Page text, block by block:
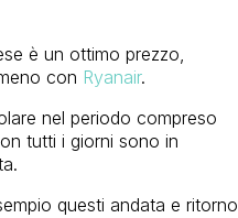
è un ottimo prezzo,
con Ryanair.
nel periodo compreso
tutti i giorni sono in
questi andata e ritorno